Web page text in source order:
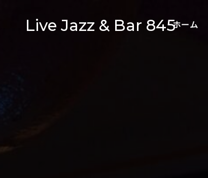
Live Jazz & Bar 845ホーム